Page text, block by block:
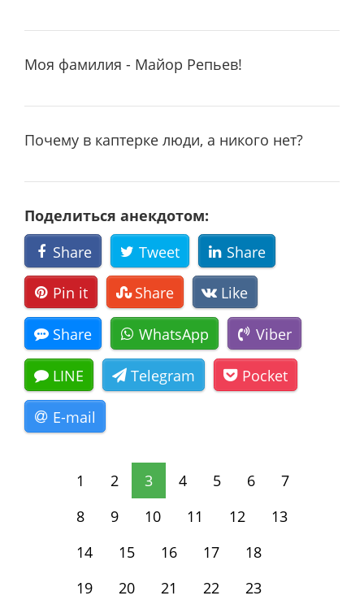
Моя фамилия - Майоp Pепьев!
Почему в каптеpке люди, а никого нет?
Поделиться анекдотом:
Share
Tweet Share
Pin it Share Like
Share WhatsApp Viber
LINE Telegram Pocket
E-mail
1 2 3 4 5 6
7
8
9 10 11 12
13
14
15 16 17
18
19
20 21 22
23